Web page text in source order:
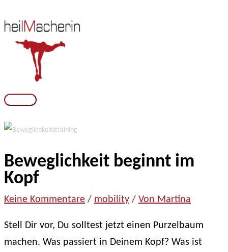
Inhalt
springen
Hauptmenü
Beweglichkeit beginnt im
Kopf
Keine Kommentarezu
beginnt
im
/ mobility / Von Martina
Stell Dir vor, Du solltest jetzt einen Purzelbaum
machen. Was passiert in Deinem Kopf? Was ist